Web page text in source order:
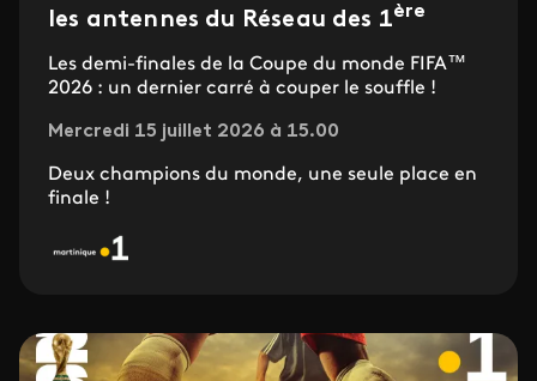
les antennes du Réseau des 1ère
Les demi-finales de la Coupe du monde FIFA™
2026 : un dernier carré à couper le souffle !
Mercredi 15 juillet 2026 à 15.00
Deux champions du monde, une seule place en
finale !